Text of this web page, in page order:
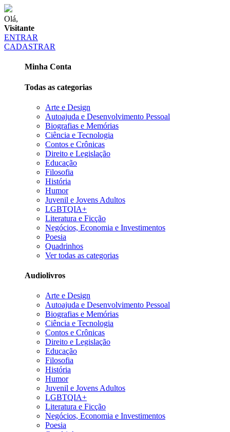
Olá,
Visitante
ENTRAR
CADASTRAR
Minha Conta
Todas as categorias
Arte e Design
Autoajuda e Desenvolvimento Pessoal
Biografias e Memórias
Ciência e Tecnologia
Contos e Crônicas
Direito e Legislação
Educação
Filosofia
História
Humor
Juvenil e Jovens Adultos
LGBTQIA+
Literatura e Ficção
Negócios, Economia e Investimentos
Poesia
Quadrinhos
Ver todas as categorias
Audiolivros
Arte e Design
Autoajuda e Desenvolvimento Pessoal
Biografias e Memórias
Ciência e Tecnologia
Contos e Crônicas
Direito e Legislação
Educação
Filosofia
História
Humor
Juvenil e Jovens Adultos
LGBTQIA+
Literatura e Ficção
Negócios, Economia e Investimentos
Poesia